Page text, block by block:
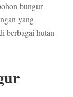
bungur
yang
berbagai hutan